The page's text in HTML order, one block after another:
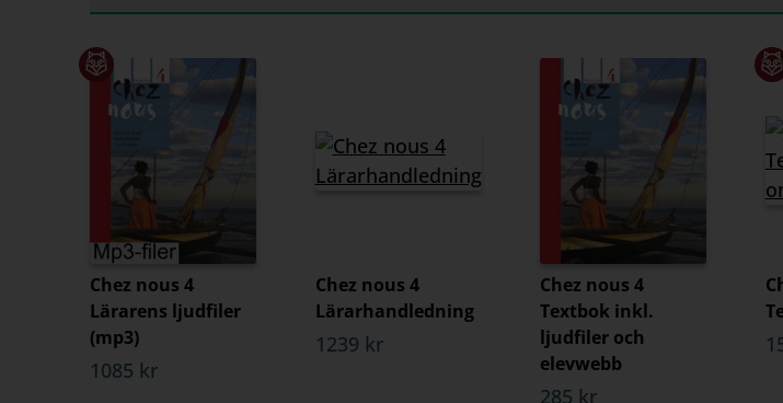
Chez nous 4
Lärarens ljudfiler
(mp3)
1085 kr
Chez nous 4
Lärarhandledning
1239 kr
Chez nous 4
Textbok inkl.
ljudfiler och
elevwebb
285 kr